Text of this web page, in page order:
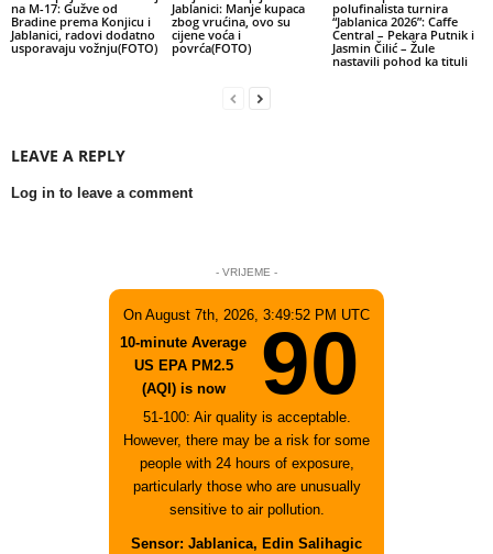
na M-17: Gužve od
Bradine prema Konjicu i
Jablanici, radovi dodatno
usporavaju vožnju(FOTO)
Jablanici: Manje kupaca
zbog vrućina, ovo su
cijene voća i
povrća(FOTO)
polufinalista turnira
“Jablanica 2026”: Caffe
Central – Pekara Putnik i
Jasmin Čilić – Žule
nastavili pohod ka tituli
LEAVE A REPLY
Log in to leave a comment
- VRIJEME -
On August 7th, 2026, 3:49:52 PM UTC
10-minute Average
US EPA PM2.5
(AQI) is now
90
51-100: Air quality is acceptable.
However, there may be a risk for some
people with 24 hours of exposure,
particularly those who are unusually
sensitive to air pollution.
Sensor: Jablanica, Edin Salihagic